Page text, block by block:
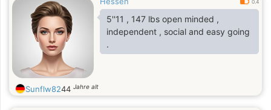
0.4
5''11 , 147 lbs open minded ,
independent , social and easy going
.
Sunflw8244 Jahre alt